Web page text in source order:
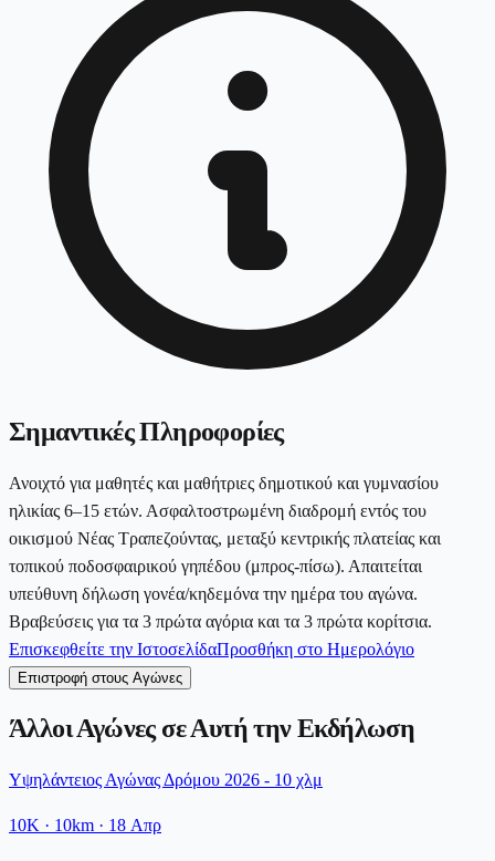
Σημαντικές Πληροφορίες
Ανοιχτό για μαθητές και μαθήτριες δημοτικού και γυμνασίου
ηλικίας 6–15 ετών. Ασφαλτοστρωμένη διαδρομή εντός του
οικισμού Νέας Τραπεζούντας, μεταξύ κεντρικής πλατείας και
τοπικού ποδοσφαιρικού γηπέδου (μπρος-πίσω). Απαιτείται
υπεύθυνη δήλωση γονέα/κηδεμόνα την ημέρα του αγώνα.
Βραβεύσεις για τα 3 πρώτα αγόρια και τα 3 πρώτα κορίτσια.
Επισκεφθείτε την ΙστοσελίδαΠροσθήκη στο Ημερολόγιο
Επιστροφή στους Αγώνες
Άλλοι Αγώνες σε Αυτή την Εκδήλωση
Υψηλάντειος Αγώνας Δρόμου 2026 - 10 χλμ
10K · 10km · 18 Απρ